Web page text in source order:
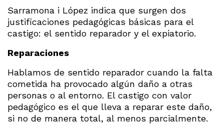
Sarramona i López indica que surgen dos
justificaciones pedagógicas básicas para el
castigo: el sentido reparador y el expiatorio.
Reparaciones
Hablamos de sentido reparador cuando la falta
cometida ha provocado algún daño a otras
personas o al entorno. El castigo con valor
pedagógico es el que lleva a reparar este daño,
si no de manera total, al menos parcialmente.